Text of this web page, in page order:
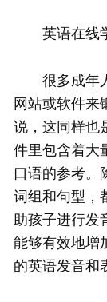
英语在线
很多成年人
网站或软件来
说，这同样也
件里包含着大
口语的参考。
词组和句型，
助孩子进行发
能够有效地增
的英语发音和